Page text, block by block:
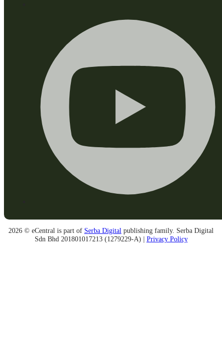
2026 © eCentral is part of Serba Digital publishing family. Serba Digital
Sdn Bhd 201801017213 (1279229-A) | Privacy Policy